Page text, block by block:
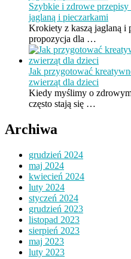
Szybkie i zdrowe
jaglaną i pieczarkami
Krokiety z kaszą jaglaną i
propozycja dla …
Jak przygotować
zwierząt dla dzieci
Kiedy myślimy o
często stają się …
Archiwa
grudzień 2024
maj 2024
kwiecień 2024
luty 2024
styczeń 2024
grudzień 2023
listopad 2023
sierpień 2023
maj 2023
luty 2023